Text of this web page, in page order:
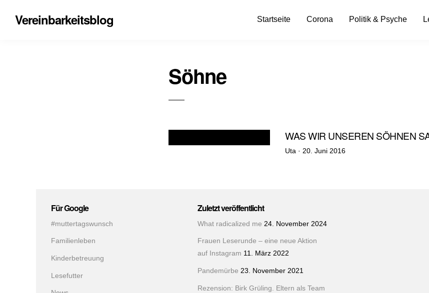
Vereinbarkeitsblog Startseite Corona Politik & Psyche
Söhne
WAS WIR UNSEREN SÖHNEN
Uta · Veröffentlicht
20. Juni 2016
Für Google
#muttertagswunsch
Familienleben
Kinderbetreuung
Lesefutter
Zuletzt veröffentlicht
What radicalized me 24. November 2024
Frauen Leserunde – eine neue Aktion
auf Instagram 11. März 2022
Pandemürbe 23. November 2021
Rezension: Birk Grüling. Eltern als Team